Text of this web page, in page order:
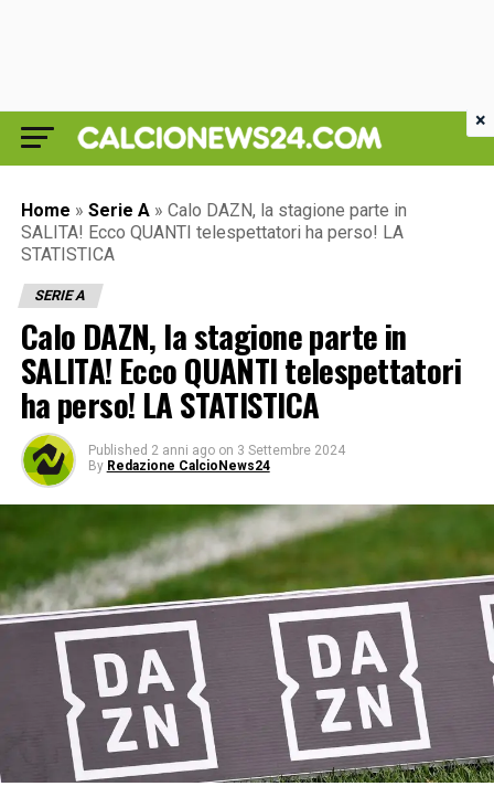
Home » Serie A » Calo DAZN, la stagione parte in
SALITA! Ecco QUANTI telespettatori ha perso! LA
STATISTICA
SERIE A
Calo DAZN, la stagione parte in
SALITA! Ecco QUANTI telespettatori
ha perso! LA STATISTICA
Published 2 anni ago on 3 Settembre 2024
By Redazione CalcioNews24
×